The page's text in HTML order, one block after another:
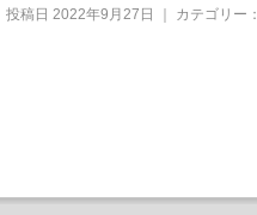
投稿日 2022年9月27日 ｜ カテゴリー：